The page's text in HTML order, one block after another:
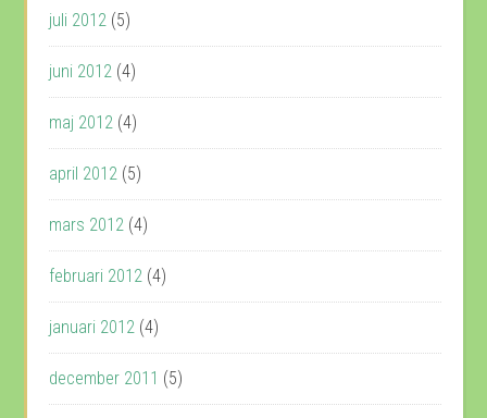
juli 2012 (5)
juni 2012 (4)
maj 2012 (4)
april 2012 (5)
mars 2012 (4)
februari 2012 (4)
januari 2012 (4)
december 2011 (5)